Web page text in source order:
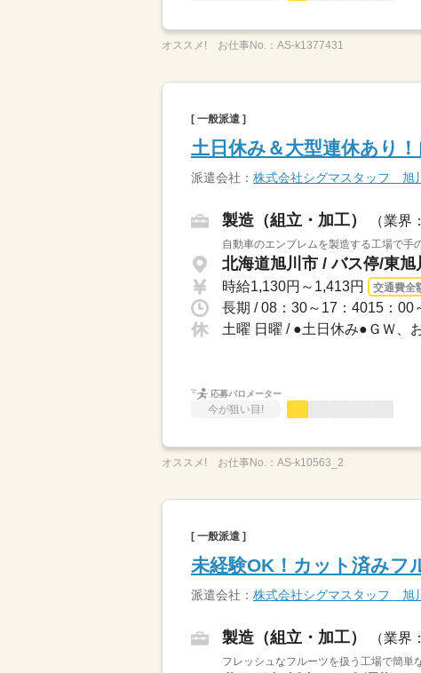
オススメ! お仕事No.： AS-k1377431
[ 一般派遣 ]
土日休み＆大型連休あり
派遣会社： 株式会社シグマスタッフ 旭
製造（組立・加工） （業界
自動車のエンブレムを製造する工場で
時給1,130円～1,413円
交通費全
土曜 日曜 / ●土日休み●ＧＷ、
応募バロメーター
今が狙い目!
オススメ! お仕事No.： AS-k10563_2
[ 一般派遣 ]
未経験OK！カット済みフ
派遣会社： 株式会社シグマスタッフ 旭
製造（組立・加工） （業界
フレッシュなフルーツを扱う工場で簡